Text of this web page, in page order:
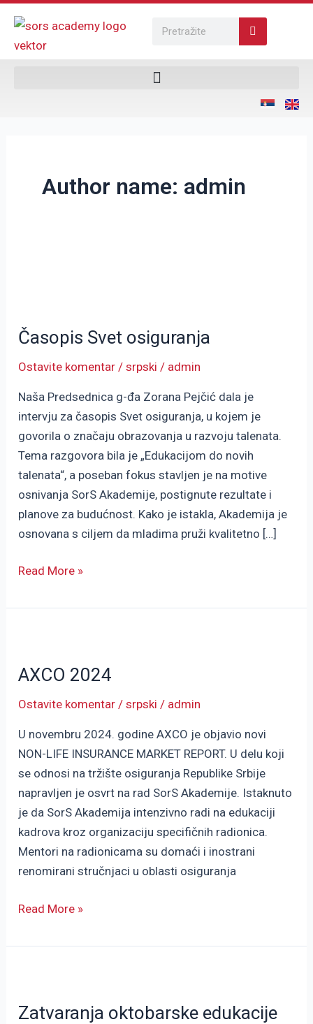
sadržaj
Pretraga
Author name: admin
Časopis Svet osiguranja
Ostavite komentar /srpski / admin
Naša Predsednica g-đa Zorana Pejčić dala je
intervju za časopis Svet osiguranja, u kojem je
govorila o značaju obrazovanja u razvoju talenata.
Tema razgovora bila je „Edukacijom do novih
talenata“, a poseban fokus stavljen je na motive
osnivanja SorS Akademije, postignute rezultate i
planove za budućnost. Kako je istakla, Akademija je
osnovana s ciljem da mladima pruži kvalitetno […]
osiguranja
Read More »
AXCO 2024
Ostavite komentar /srpski / admin
U novembru 2024. godine AXCO je objavio novi
NON-LIFE INSURANCE MARKET REPORT. U delu koji
se odnosi na tržište osiguranja Republike Srbije
napravljen je osvrt na rad SorS Akademije. Istaknuto
je da SorS Akademija intenzivno radi na edukaciji
kadrova kroz organizaciju specifičnih radionica.
Mentori na radionicama su domaći i inostrani
renomirani stručnjaci u oblasti osiguranja
Read More »
Zatvaranja oktobarske edukacije
edukacije